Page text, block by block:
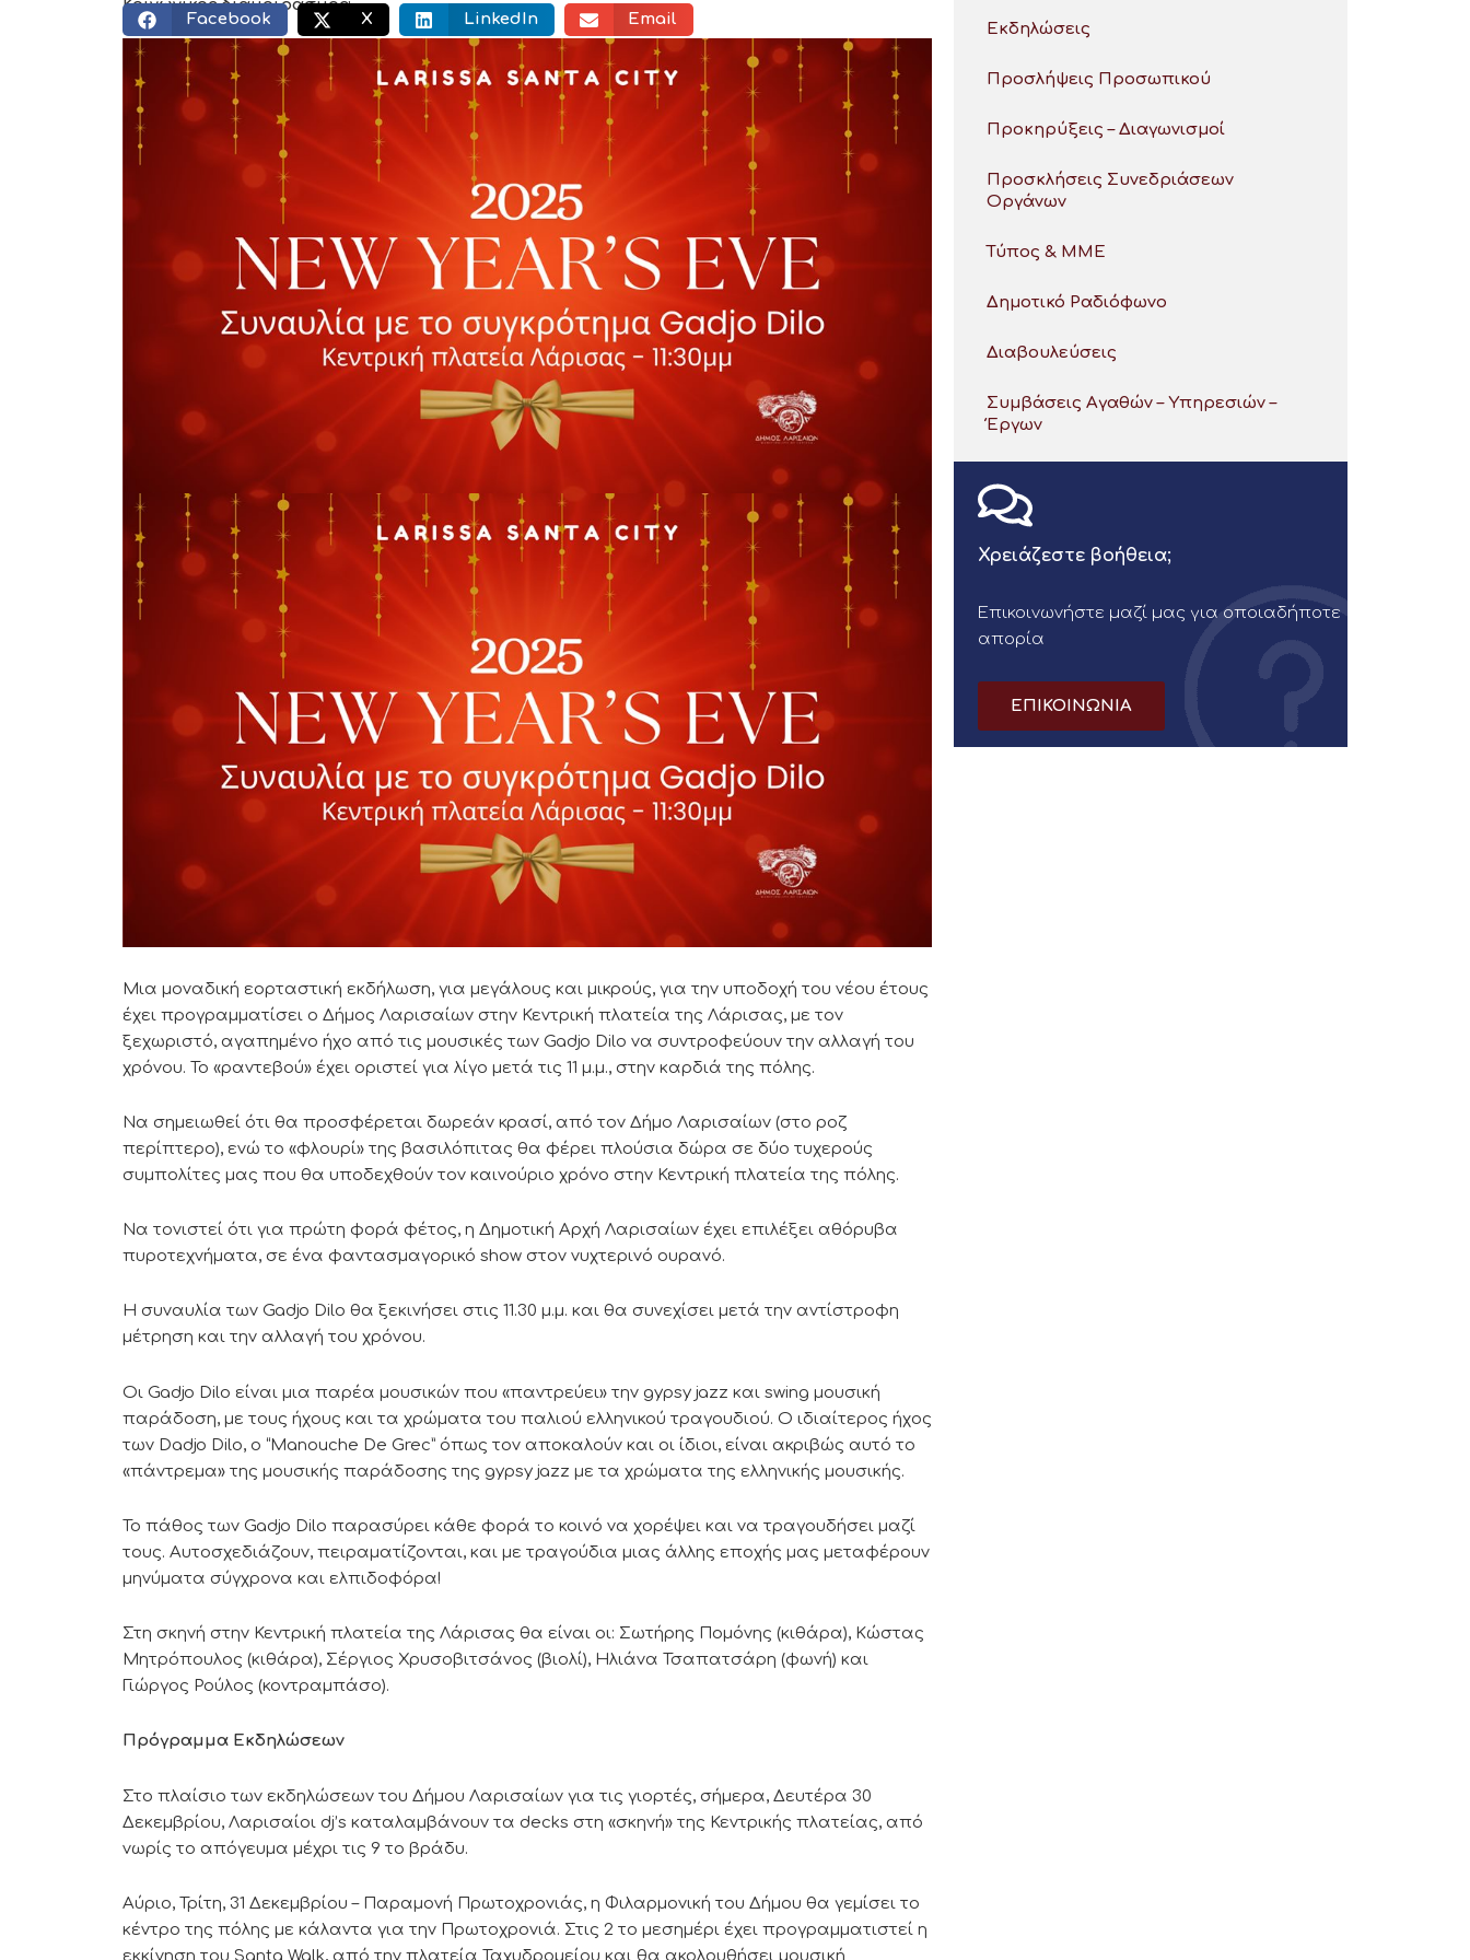
Κοινωνικός διαμοιρασμός:
Facebook X LinkedIn Email
Μια μοναδική εορταστική εκδήλωση, για μεγάλους και μικρούς, για την υποδοχή του νέου έτους
έχει προγραμματίσει ο Δήμος Λαρισαίων στην Κεντρική πλατεία της Λάρισας, με τον
ξεχωριστό, αγαπημένο ήχο από τις μουσικές των Gadjo Dilo να συντροφεύουν την αλλαγή του
χρόνου. Το «ραντεβού» έχει οριστεί για λίγο μετά τις 11 μ.μ., στην καρδιά της πόλης.
Να σημειωθεί ότι θα προσφέρεται δωρεάν κρασί, από τον Δήμο Λαρισαίων (στο ροζ
περίπτερο), ενώ το «φλουρί» της βασιλόπιτας θα φέρει πλούσια δώρα σε δύο τυχερούς
συμπολίτες μας που θα υποδεχθούν τον καινούριο χρόνο στην Κεντρική πλατεία της πόλης.
Να τονιστεί ότι για πρώτη φορά φέτος, η Δημοτική Αρχή Λαρισαίων έχει επιλέξει αθόρυβα
πυροτεχνήματα, σε ένα φαντασμαγορικό show στον νυχτερινό ουρανό.
Η συναυλία των Gadjo Dilo θα ξεκινήσει στις 11.30 μ.μ. και θα συνεχίσει μετά την αντίστροφη
μέτρηση και την αλλαγή του χρόνου.
Οι Gadjo Dilo είναι μια παρέα μουσικών που «παντρεύει» την gypsy jazz και swing μουσική
παράδοση, με τους ήχους και τα χρώματα του παλιού ελληνικού τραγουδιού. O ιδιαίτερος ήχος
των Dadjo Dilo, ο “Manouche De Grec” όπως τον αποκαλούν και οι ίδιοι, είναι ακριβώς αυτό το
«πάντρεμα» της μουσικής παράδοσης της gypsy jazz με τα χρώματα της ελληνικής μουσικής.
Το πάθος των Gadjo Dilo παρασύρει κάθε φορά το κοινό να χορέψει και να τραγουδήσει μαζί
τους. Αυτοσχεδιάζουν, πειραματίζονται, και με τραγούδια μιας άλλης εποχής μας μεταφέρουν
μηνύματα σύγχρονα και ελπιδοφόρα!
Στη σκηνή στην Κεντρική πλατεία της Λάρισας θα είναι οι: Σωτήρης Πομόνης (κιθάρα), Κώστας
Μητρόπουλος (κιθάρα), Σέργιος Χρυσοβιτσάνος (βιολί), Ηλιάνα Τσαπατσάρη (φωνή) και
Γιώργος Ρούλος (κοντραμπάσο).
Πρόγραμμα Εκδηλώσεων
Στο πλαίσιο των εκδηλώσεων του Δήμου Λαρισαίων για τις γιορτές, σήμερα, Δευτέρα 30
Δεκεμβρίου, Λαρισαίοι dj’s καταλαμβάνουν τα decks στη «σκηνή» της Κεντρικής πλατείας, από
νωρίς το απόγευμα μέχρι τις 9 το βράδυ.
Αύριο, Τρίτη, 31 Δεκεμβρίου – Παραμονή Πρωτοχρονιάς, η Φιλαρμονική του Δήμου θα γεμίσει το
κέντρο της πόλης με κάλαντα για την Πρωτοχρονιά. Στις 2 το μεσημέρι έχει προγραμματιστεί η
εκκίνηση του Santa Walk, από την πλατεία Ταχυδρομείου και θα ακολουθήσει μουσική
Εκδηλώσεις
Προσλήψεις Προσωπικού
Προκηρύξεις – Διαγωνισμοί
Προσκλήσεις Συνεδριάσεων
Οργάνων
Τύπος & ΜΜΕ
Δημοτικό Ραδιόφωνο
Διαβουλεύσεις
Συμβάσεις Αγαθών – Υπηρεσιών –
Έργων
Χρειάζεστε βοήθεια;
Επικοινωνήστε μαζί μας για οποιαδήποτε
απορία
ΕΠΙΚΟΙΝΩΝΙΑ